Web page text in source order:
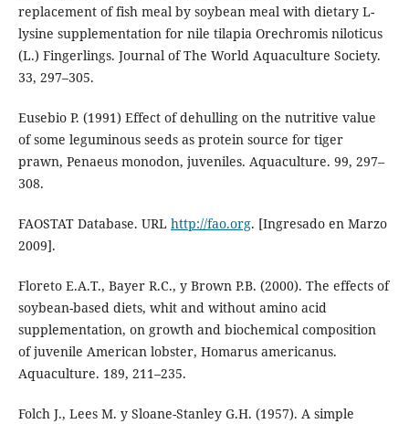
replacement of fish meal by soybean meal with dietary L-
lysine supplementation for nile tilapia Orechromis niloticus
(L.) Fingerlings. Journal of The World Aquaculture Society.
33, 297–305.
Eusebio P. (1991) Effect of dehulling on the nutritive value
of some leguminous seeds as protein source for tiger
prawn, Penaeus monodon, juveniles. Aquaculture. 99, 297–
308.
FAOSTAT Database. URL http://fao.org. [Ingresado en Marzo
2009].
Floreto E.A.T., Bayer R.C., y Brown P.B. (2000). The effects of
soybean-based diets, whit and without amino acid
supplementation, on growth and biochemical composition
of juvenile American lobster, Homarus americanus.
Aquaculture. 189, 211–235.
Folch J., Lees M. y Sloane-Stanley G.H. (1957). A simple